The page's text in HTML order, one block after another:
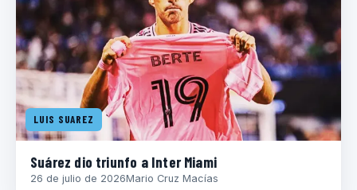
LUIS SUAREZ
Suárez dio triunfo a Inter Miami
26 de julio de 2026Mario Cruz Macías